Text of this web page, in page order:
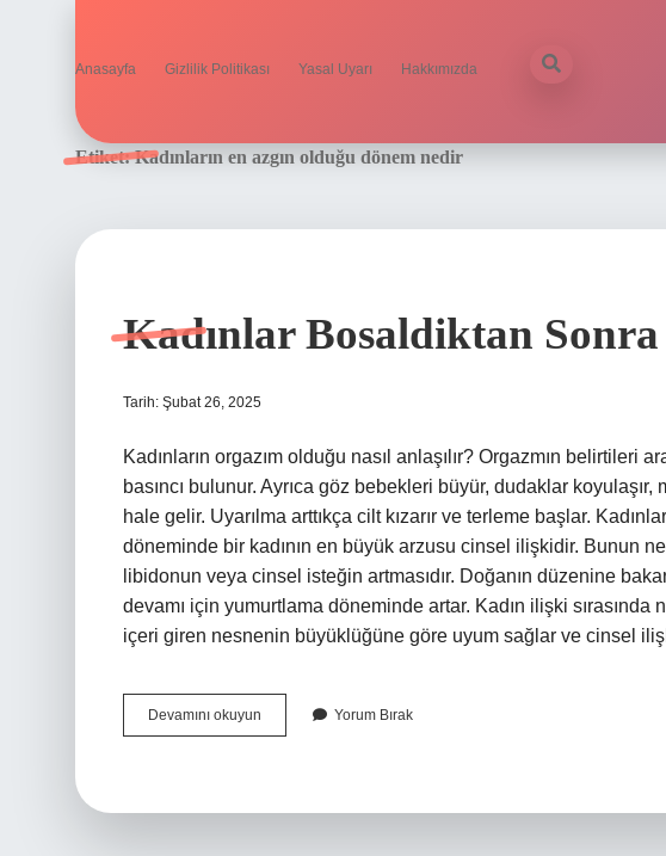
Anasayfa Gizlilik Politikası Yasal Uyarı Hakkımızda
Etiket:Kadınların en azgın olduğu dönem nedir
Kadınlar Bosaldiktan
Tarih: Şubat 26, 2025
Kadınların orgazım olduğu nasıl anlaşılır? Orgazmın belirtileri
basıncı bulunur. Ayrıca göz bebekleri büyür, dudaklar
hale gelir. Uyarılma arttıkça cilt kızarır ve terleme başlar.
döneminde bir kadının en büyük arzusu cinsel ilişkidir. Bunun
libidonun veya cinsel isteğin artmasıdır. Doğanın düzenine
devamı için yumurtlama döneminde artar. Kadın ilişki sırasında
içeri giren nesnenin büyüklüğüne göre uyum sağlar ve cinsel
Devamını okuyun Kadınlar
Bosaldiktan
Yorum Bırak